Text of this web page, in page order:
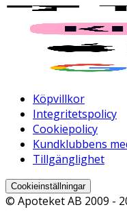
Köpvillkor
Integritetspolicy
Cookiepolicy
Kundklubbens
Tillgänglighet
Cookieinställningar
© Apoteket AB 2009 -